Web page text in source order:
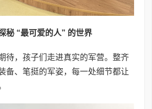
秘 “最可爱的人” 的世界
待，孩子们走进真实的军营。整齐
备、笔挺的军姿，每一处细节都让